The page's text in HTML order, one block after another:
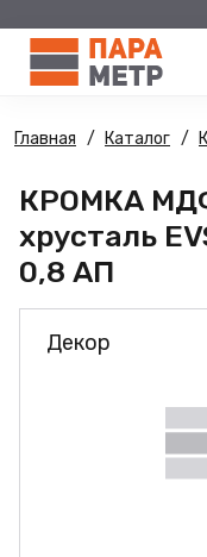
Главная Каталог
КРОМКА
хрусталь
0,8 АП
Декор